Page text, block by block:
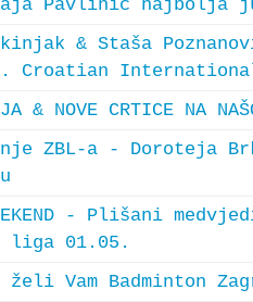
Pavlinić najbolja
& Staša
Croatian
& NOVE CRTICE NA
ZBL-a - Doroteja
- Plišani
liga 01.05.
želi Vam Badminton